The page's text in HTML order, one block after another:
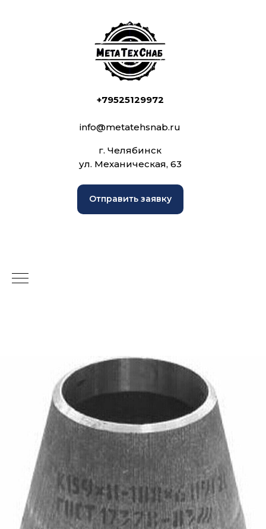
+79525129972
info@metatehsnab.ru
г. Челябинск
ул. Механическая, 63
Отправить заявку